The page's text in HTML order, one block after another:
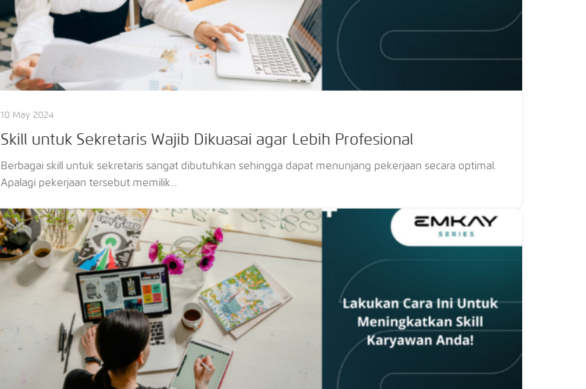
10 May 2024
Skill untuk Sekretaris Wajib Dikuasai agar Lebih Profesional
Berbagai skill untuk sekretaris sangat dibutuhkan sehingga dapat menunjang pekerjaan secara optimal.
Apalagi pekerjaan tersebut memilik...